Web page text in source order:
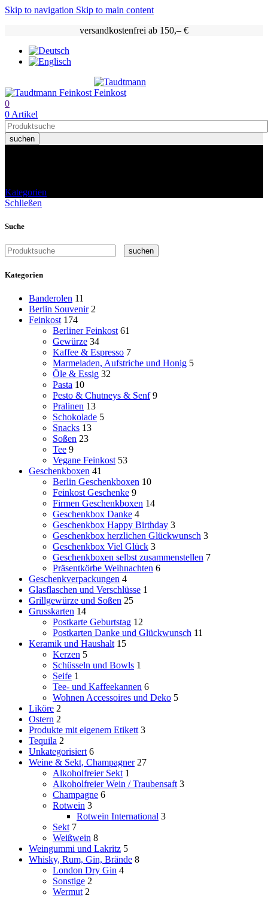
Skip to navigation Skip to main content
versandkostenfrei ab 150,– €
0
0 Artikel
suchen
Kategorien
Schließen
Suche
suchen
Kategorien
Banderolen 11
Berlin Souvenir 2
Feinkost 174
Berliner Feinkost 61
Gewürze 34
Kaffee & Espresso 7
Marmeladen, Aufstriche und Honig 5
Öle & Essig 32
Pasta 10
Pesto & Chutneys & Senf 9
Pralinen 13
Schokolade 5
Snacks 13
Soßen 23
Tee 9
Vegane Feinkost 53
Geschenkboxen 41
Berlin Geschenkboxen 10
Feinkost Geschenke 9
Firmen Geschenkboxen 14
Geschenkbox Danke 4
Geschenkbox Happy Birthday 3
Geschenkbox herzlichen Glückwunsch 3
Geschenkbox Viel Glück 3
Geschenkboxen selbst zusammenstellen 7
Präsentkörbe Weihnachten 6
Geschenkverpackungen 4
Glasflaschen und Verschlüsse 1
Grillgewürze und Soßen 25
Grusskarten 14
Postkarte Geburtstag 12
Postkarten Danke und Glückwunsch 11
Keramik und Haushalt 15
Kerzen 5
Schüsseln und Bowls 1
Seife 1
Tee- und Kaffeekannen 6
Wohnen Accessoires und Deko 5
Liköre 2
Ostern 2
Produkte mit eigenem Etikett 3
Tequila 2
Unkategorisiert 6
Weine & Sekt, Champagner 27
Alkoholfreier Sekt 1
Alkoholfreier Wein / Traubensaft 3
Champagne 6
Rotwein 3
Rotwein International 3
Sekt 7
Weißwein 8
Weingummi und Lakritz 5
Whisky, Rum, Gin, Brände 8
London Dry Gin 4
Sonstige 2
Wermut 2